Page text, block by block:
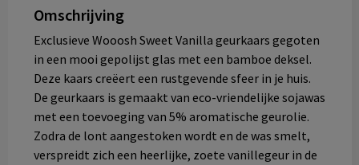
Omschrijving
Exclusieve Wooosh Sweet Vanilla geurkaars gegoten
in een mooi gepolijst glas met een bamboe deksel.
Deze kaars creëert een rustgevende sfeer in je huis.
De geurkaars is gemaakt van eco-vriendelijke sojawas
met een toevoeging van 5% aromatische geurolie.
Zodra de lont aangestoken wordt en de was smelt,
verspreidt zich een heerlijke, zoete vanillegeur in de